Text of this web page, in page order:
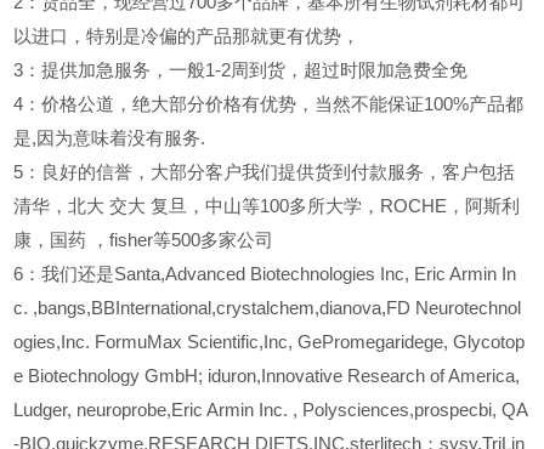
以进口，特别是冷偏的产品那就更有优势，
3 ：提供加急服务，一般1-2周到货，超过时限加急费全免
4 ：价格公道，绝大部分价格有优势，当然不能保证100%产品都
是,因为意味着没有服务.
5 ：良好的信誉，大部分客户我们提供货到付款服务，客户包括
清华，北大 交大 复旦，中山等100多所大学，ROCHE，阿斯利
康，国药
，fisher等500多家公司
6 ：我们还是Santa,Advanced Biotechnologies Inc, Eric Armin In
c. ,bangs,BBInternational,crystalchem,dianova,FD Neurotechnol
ogies,Inc. FormuMax Scientific,Inc, GePromegaridege, Glycotop
e Biotechnology GmbH; iduron,Innovative Research of America,
Ludger, neuroprobe,Eric Armin Inc. , Polysciences,prospecbi, QA
-BIO,quickzyme,RESEARCH DIETS,INC,sterlitech；sysy,TriLin